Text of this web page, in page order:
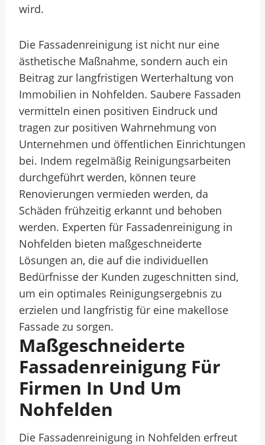
wird.
Die Fassadenreinigung ist nicht nur eine
ästhetische Maßnahme, sondern auch ein
Beitrag zur langfristigen Werterhaltung von
Immobilien in Nohfelden. Saubere Fassaden
vermitteln einen positiven Eindruck und
tragen zur positiven Wahrnehmung von
Unternehmen und öffentlichen Einrichtungen
bei. Indem regelmäßig Reinigungsarbeiten
durchgeführt werden, können teure
Renovierungen vermieden werden, da
Schäden frühzeitig erkannt und behoben
werden. Experten für Fassadenreinigung in
Nohfelden bieten maßgeschneiderte
Lösungen an, die auf die individuellen
Bedürfnisse der Kunden zugeschnitten sind,
um ein optimales Reinigungsergebnis zu
erzielen und langfristig für eine makellose
Fassade zu sorgen.
Maßgeschneiderte
Fassadenreinigung Für
Firmen In Und Um
Nohfelden
Die Fassadenreinigung in Nohfelden erfreut